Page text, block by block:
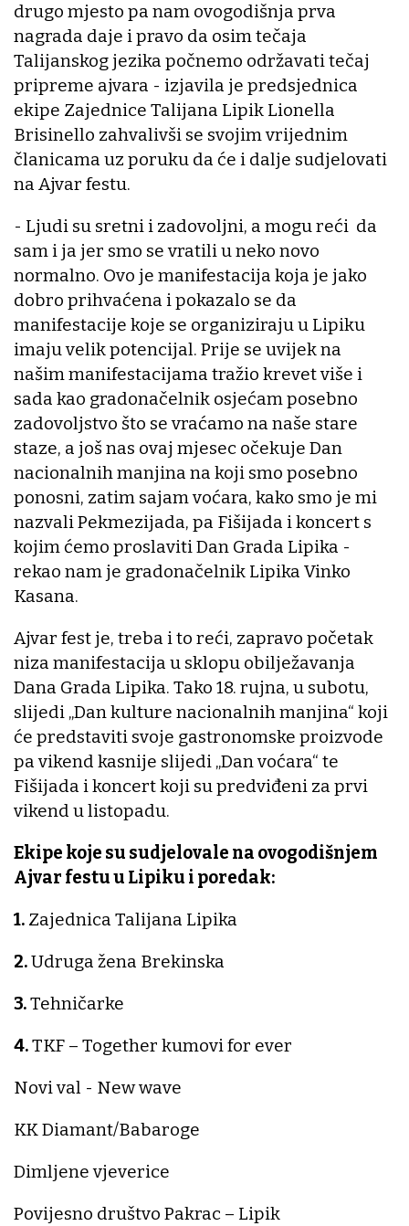
drugo mjesto pa nam ovogodišnja prva
nagrada daje i pravo da osim tečaja
Talijanskog jezika počnemo održavati tečaj
pripreme ajvara - izjavila je predsjednica
ekipe Zajednice Talijana Lipik Lionella
Brisinello zahvalivši se svojim vrijednim
članicama uz poruku da će i dalje sudjelovati
na Ajvar festu.
- Ljudi su sretni i zadovoljni, a mogu reći da
sam i ja jer smo se vratili u neko novo
normalno. Ovo je manifestacija koja je jako
dobro prihvaćena i pokazalo se da
manifestacije koje se organiziraju u Lipiku
imaju velik potencijal. Prije se uvijek na
našim manifestacijama tražio krevet više i
sada kao gradonačelnik osjećam posebno
zadovoljstvo što se vraćamo na naše stare
staze, a još nas ovaj mjesec očekuje Dan
nacionalnih manjina na koji smo posebno
ponosni, zatim sajam voćara, kako smo je mi
nazvali Pekmezijada, pa Fišijada i koncert s
kojim ćemo proslaviti Dan Grada Lipika -
rekao nam je gradonačelnik Lipika Vinko
Kasana.
Ajvar fest je, treba i to reći, zapravo početak
niza manifestacija u sklopu obilježavanja
Dana Grada Lipika. Tako 18. rujna, u subotu,
slijedi „Dan kulture nacionalnih manjina“ koji
će predstaviti svoje gastronomske proizvode
pa vikend kasnije slijedi „Dan voćara“ te
Fišijada i koncert koji su predviđeni za prvi
vikend u listopadu.
Ekipe koje su sudjelovale na ovogodišnjem
Ajvar festu u Lipiku i poredak:
1. Zajednica Talijana Lipika
2.Udruga žena Brekinska
3.Tehničarke
4.TKF – Together kumovi for ever
Novi val - New wave
KK Diamant/Babaroge
Dimljene vjeverice
Povijesno društvo Pakrac – Lipik